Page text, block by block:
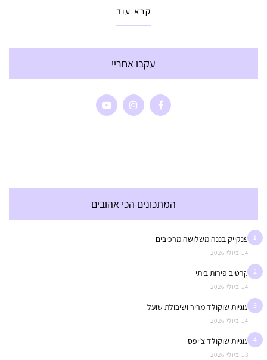
קרא עוד
עקבו אחריי
המתכונים הכי אהובים
1 פנקייק בננה משלושה מרכיבים
14 ביולי 2026
2 קרטיב פירות ביתי
14 ביולי 2026
3 עוגיות שוקולד מריר ושיבולת שועל
14 ביולי 2026
4 עוגיות שוקולד צ'יפס
13 ביולי 2026